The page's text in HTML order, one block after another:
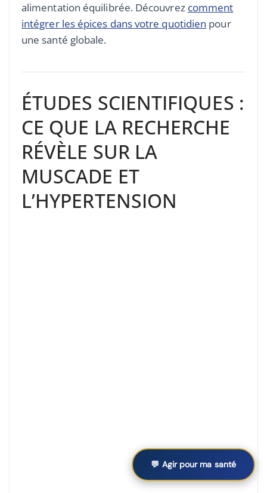
alimentation équilibrée. Découvrez comment
intégrer les épices dans votre quotidien pour
une santé globale.
ÉTUDES SCIENTIFIQUES :
CE QUE LA RECHERCHE
RÉVÈLE SUR LA
MUSCADE ET
L’HYPERTENSION
💬 Agir pour ma santé